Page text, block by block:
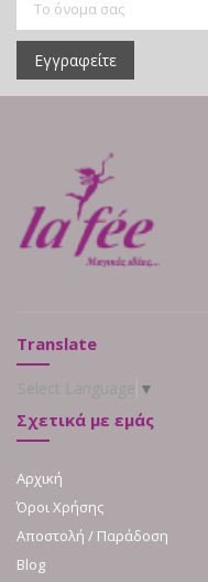
Εγγραφείτε
Translate
▼
Σχετικά με εμάς
Αρχική
Όροι Χρήσης
Αποστολή / Παράδοση
Blog